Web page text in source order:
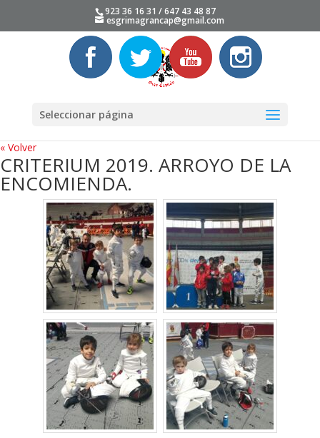
923 36 16 31 / 647 43 48 87
esgrimagrancap@gmail.com
Seleccionar página
« Volver
CRITERIUM 2019. ARROYO DE LA
ENCOMIENDA.